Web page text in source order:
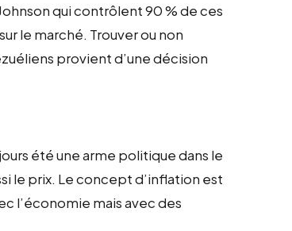
qui contrôlent 90 % de ces
le marché. Trouver ou non
provient d’une décision
été une arme politique dans le
le prix. Le concept d’inflation est
l’économie mais avec des